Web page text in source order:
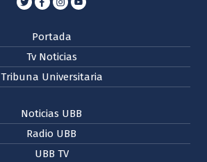
Portada
Tv Noticias
Tribuna Universitaria
Noticias UBB
Radio UBB
UBB TV